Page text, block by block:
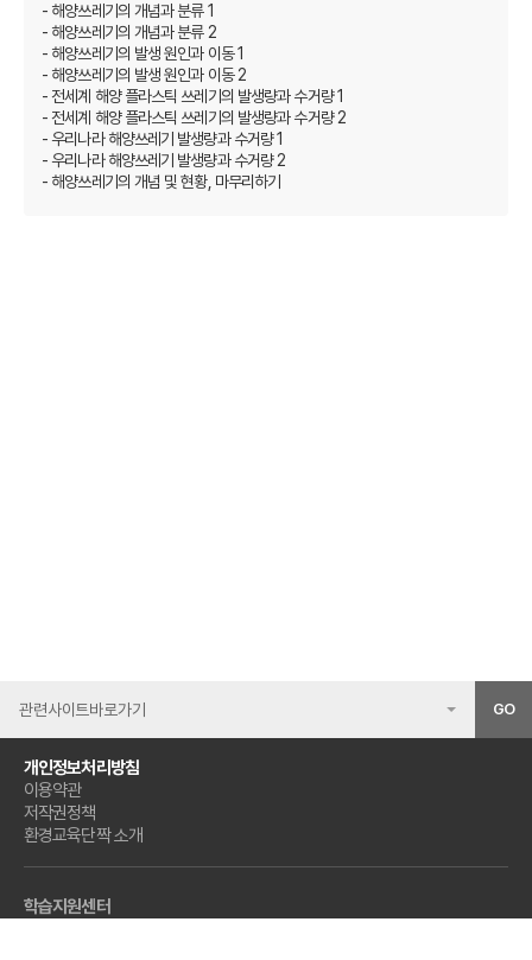
- 해양쓰레기의 개념과 분류 1
- 해양쓰레기의 개념과 분류 2
- 해양쓰레기의 발생 원인과 이동 1
- 해양쓰레기의 발생 원인과 이동 2
- 전세계 해양 플라스틱 쓰레기의 발생량과 수거량 1
- 전세계 해양 플라스틱 쓰레기의 발생량과 수거량 2
- 우리나라 해양쓰레기 발생량과 수거량 1
- 우리나라 해양쓰레기 발생량과 수거량 2
- 해양쓰레기의 개념 및 현황, 마무리하기
개인정보처리방침
이용약관
저작권정책
환경교육단짝 소개
GO
학습지원센터